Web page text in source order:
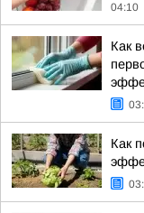
04:10
Как
Как